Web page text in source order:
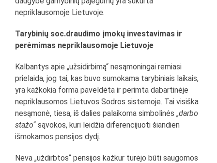
nepriklausomoje Lietuvoje.
Tarybinių soc.draudimo įmokų investavimas ir
perėmimas nepriklausomoje Lietuvoje
Kalbantys apie „užsidirbimą“ nesąmoningai remiasi
prielaida, jog tai, kas buvo sumokama tarybiniais laikais,
yra kažkokia forma paveldėta ir perimta dabartinėje
nepriklausomos Lietuvos Sodros sistemoje. Tai visiška
nesąmonė, tiesa, iš dalies palaikoma simbolinės „darbo
stažo“ sąvokos, kuri leidžia diferencijuoti šiandien
išmokamos pensijos dydį.
Neva „uždirbtos“ pensijos kažkur turėjo būti saugomos